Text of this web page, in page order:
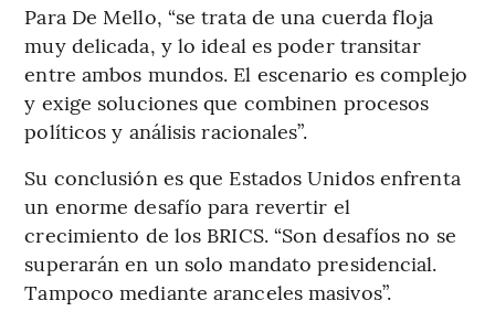
Para De Mello, “se trata de una cuerda floja
muy delicada, y lo ideal es poder transitar
entre ambos mundos. El escenario es complejo
y exige soluciones que combinen procesos
políticos y análisis racionales”.
Su conclusión es que Estados Unidos enfrenta
un enorme desafío para revertir el
crecimiento de los BRICS. “Son desafíos no se
superarán en un solo mandato presidencial.
Tampoco mediante aranceles masivos”.